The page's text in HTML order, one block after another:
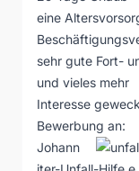
eine
sehr gute Fort-
und vieles mehr
Interesse
Bewerbung an:
Johann